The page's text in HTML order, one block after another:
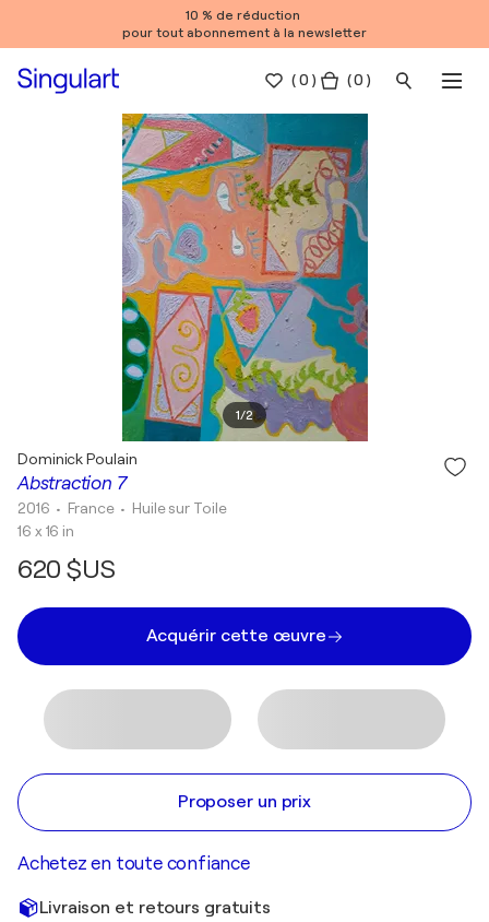
10 % de réduction
pour tout abonnement à la newsletter
(0 ) ( 0 )
1/2
Abstraction 7
Dominick Poulain
2016 • France • Huile sur Toile
16 x 16 in
620 $US
Acquérir cette œuvre
Proposer un prix
Achetez en toute confiance
Livraison et retours gratuits